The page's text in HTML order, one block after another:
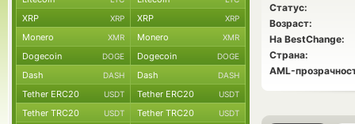
Статус:
Возраст:
На BestChange:
Страна:
AML-
XRP XRP XRP XRP
Monero XMR Monero XMR
Dogecoin DOGE Dogecoin DOGE
Dash DASH Dash DASH
Tether ERC20 USDT Tether ERC20 USDT
Tether TRC20 USDT Tether TRC20 USDT